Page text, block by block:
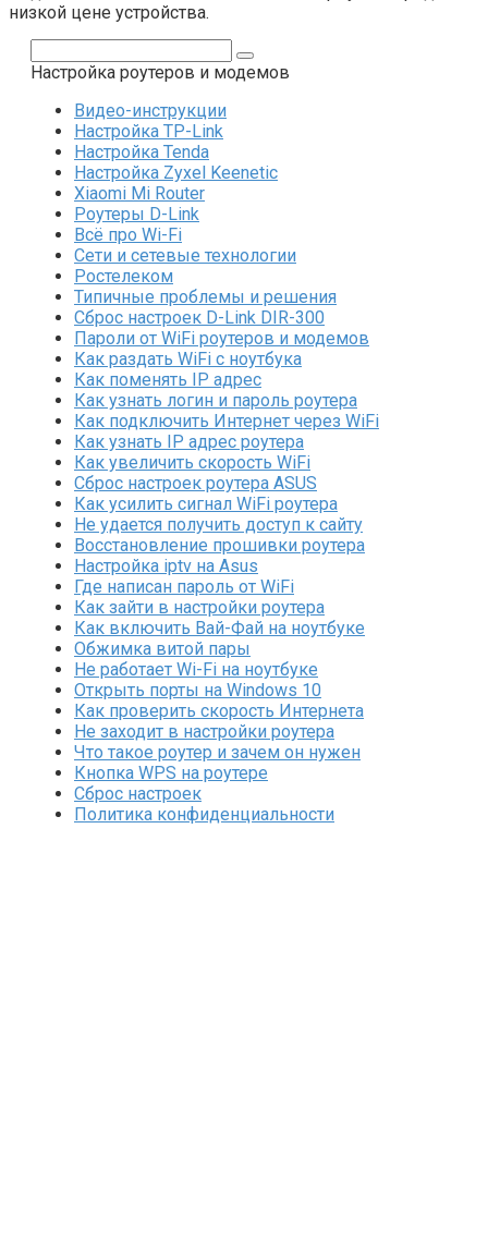
низкой цене устройства.
Настройка роутеров и модемов
Видео-инструкции
Настройка TP-Link
Настройка Tenda
Настройка Zyxel Keenetic
Xiaomi Mi Router
Роутеры D-Link
Всё про Wi-Fi
Сети и сетевые технологии
Ростелеком
Типичные проблемы и решения
Сброс настроек D-Link DIR-300
Пароли от WiFi роутеров и модемов
Как раздать WiFi с ноутбука
Как поменять IP адрес
Как узнать логин и пароль роутера
Как подключить Интернет через WiFi
Как узнать IP адрес роутера
Как увеличить скорость WiFi
Сброс настроек роутера ASUS
Как усилить сигнал WiFi роутера
Не удается получить доступ к сайту
Восстановление прошивки роутера
Настройка iptv на Asus
Где написан пароль от WiFi
Как зайти в настройки роутера
Как включить Вай-Фай на ноутбуке
Обжимка витой пары
Не работает Wi-Fi на ноутбуке
Открыть порты на Windows 10
Как проверить скорость Интернета
Не заходит в настройки роутера
Что такое роутер и зачем он нужен
Кнопка WPS на роутере
Сброс настроек
Политика конфиденциальности